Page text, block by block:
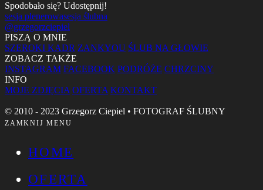
Spodobało się? Udostępnij!
sesja plenerowasesja ślubna
@grzegorzciepiel
PISZĄ O MNIE
SZEROKI KADR ZANKYOU ŚLUB NA GŁOWIE
ZOBACZ TAKŻE
INSTAGRAM FACEBOOK PODRÓŻE CHRZCINY
INFO
MOJE ZDJĘCIA OFERTA KONTAKT
© 2010 - 2023 Grzegorz Ciepiel • FOTOGRAF ŚLUBNY
ZAMKNIJ MENU
HOME
OFERTA